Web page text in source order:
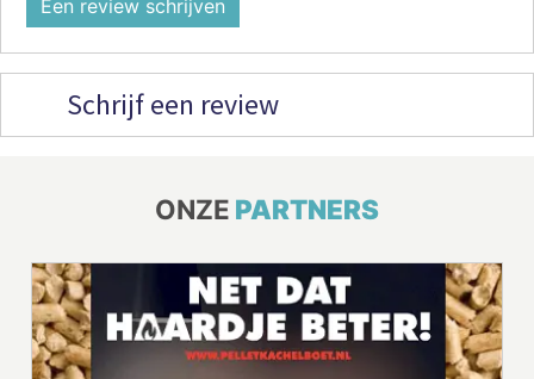
Een review schrijven
Schrijf een review
ONZE PARTNERS